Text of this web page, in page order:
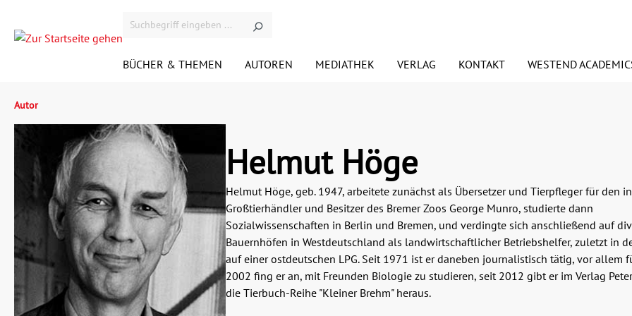
BÜCHER & THEMEN
Demnächst bei Westend
Gesellschaft Gesundheit Essen & Trinken
Krimi Medien Judaica/Jüdisches Leben
Satire Umwelt
Preisaktion
AUTOREN MEDIATHEK
VIDEOS KOMMENTARE
VERLAG
ÜBER DEN VERLAG
RIGHTS ABDRUCKRECHTE
JOBS HANDEL UND VERTRETER BLOGGER
KONTAKT
KONTAKT ANFAHRT
WESTEND
KONTAKT ACADEMICS
Autor
Helmut Höge
Helmut Höge, geb. 1947, arbeitete zunächst als Übersetzer und Tierpfleger für den
Großtierhändler und Besitzer des Bremer Zoos George Munro, studierte dann
Sozialwissenschaften in Berlin und Bremen, und verdingte sich anschließend auf
Bauernhöfen in Westdeutschland als landwirtschaftlicher Betriebshelfer, zuletzt in
auf einer ostdeutschen LPG. Seit 1971 ist er daneben journalistisch tätig, vor allem
2002 fing er an, mit Freunden Biologie zu studieren, seit 2012 gibt er im Verlag
die Tierbuch-Reihe "Kleiner Brehm" heraus.